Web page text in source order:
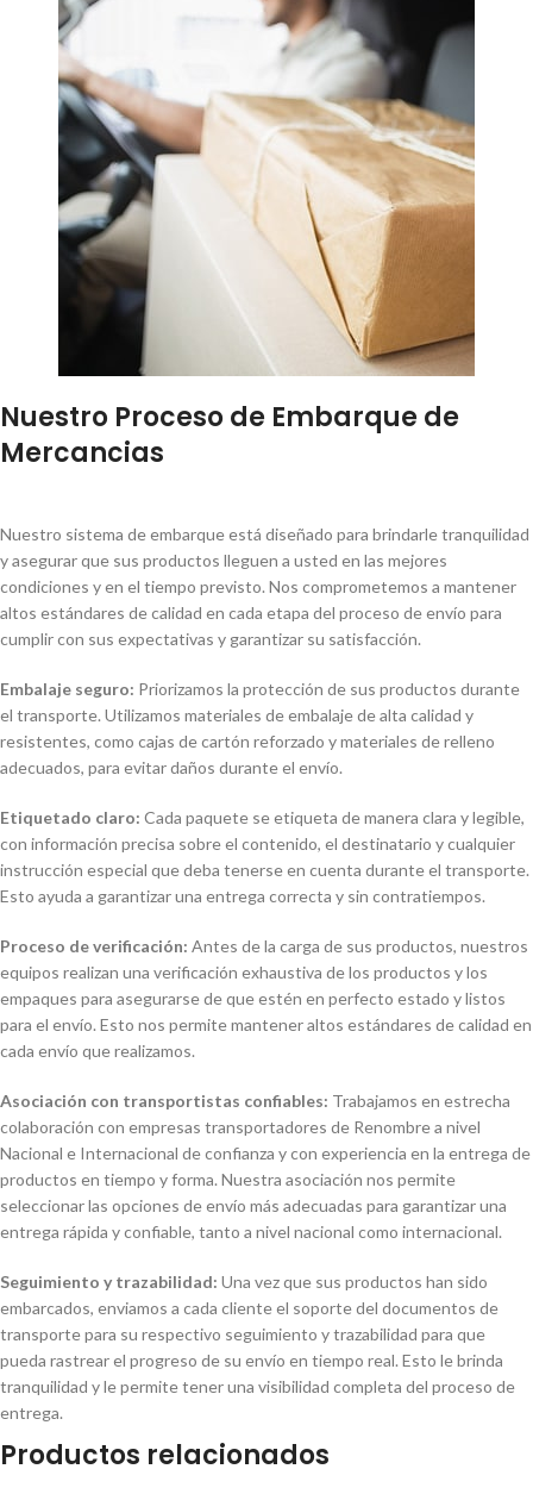
Nuestro Proceso de Embarque de
Mercancias
Nuestro sistema de embarque está diseñado para brindarle tranquilidad
y asegurar que sus productos lleguen a usted en las mejores
condiciones y en el tiempo previsto. Nos comprometemos a mantener
altos estándares de calidad en cada etapa del proceso de envío para
cumplir con sus expectativas y garantizar su satisfacción.
Embalaje seguro: Priorizamos la protección de sus productos durante
el transporte. Utilizamos materiales de embalaje de alta calidad y
resistentes, como cajas de cartón reforzado y materiales de relleno
adecuados, para evitar daños durante el envío.
Etiquetado claro: Cada paquete se etiqueta de manera clara y legible,
con información precisa sobre el contenido, el destinatario y cualquier
instrucción especial que deba tenerse en cuenta durante el transporte.
Esto ayuda a garantizar una entrega correcta y sin contratiempos.
Proceso de verificación: Antes de la carga de sus productos, nuestros
equipos realizan una verificación exhaustiva de los productos y los
empaques para asegurarse de que estén en perfecto estado y listos
para el envío. Esto nos permite mantener altos estándares de calidad en
cada envío que realizamos.
Asociación con transportistas confiables: Trabajamos en estrecha
colaboración con empresas transportadores de Renombre a nivel
Nacional e Internacional de confianza y con experiencia en la entrega de
productos en tiempo y forma. Nuestra asociación nos permite
seleccionar las opciones de envío más adecuadas para garantizar una
entrega rápida y confiable, tanto a nivel nacional como internacional.
Seguimiento y trazabilidad: Una vez que sus productos han sido
embarcados, enviamos a cada cliente el soporte del documentos de
transporte para su respectivo seguimiento y trazabilidad para que
pueda rastrear el progreso de su envío en tiempo real. Esto le brinda
tranquilidad y le permite tener una visibilidad completa del proceso de
entrega.
Productos relacionados